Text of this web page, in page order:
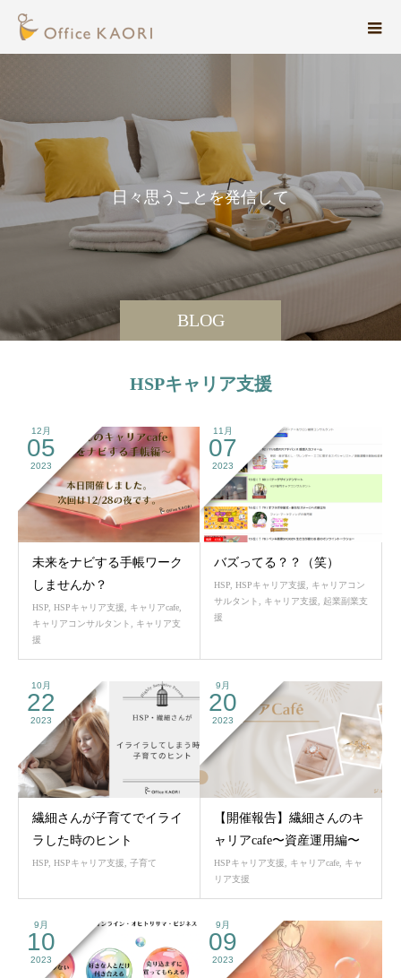
BLOG
日々 思う こ と を 発信していま
HSPキャリア支援
12月
05
2023
未来をナビする手帳ワーク
しませんか？
HSP, HSPキャリア支援, キャリアcafe,
キャリアコンサルタント, キャリア支
援
11月
07
2023
バズってる？？（笑）
HSP, HSPキャリア支援, キャリアコン
サルタント, キャリア支援, 起業副業支
援
10月
22
2023
繊細さんが子育てでイライ
ラした時のヒント
HSP HSPキャリア支援 子育て
9月
20
2023
【開催報告】繊細さんのキ
ャリアcafe〜資産運用編〜
HSPキャリア支援 キャリアcafe
キャ
リア支援
9月
10
2023
9月
09
2023